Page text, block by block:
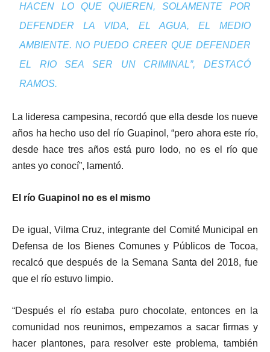
HACEN LO QUE QUIEREN, SOLAMENTE POR
DEFENDER LA VIDA, EL AGUA, EL MEDIO
AMBIENTE. NO PUEDO CREER QUE DEFENDER
EL RIO SEA SER UN CRIMINAL”, DESTACÓ
RAMOS.
La lideresa campesina, recordó que ella desde los nueve
años ha hecho uso del río Guapinol, “pero ahora este río,
desde hace tres años está puro lodo, no es el río que
antes yo conocí”, lamentó.
El río Guapinol no es el mismo
De igual, Vilma Cruz, integrante del Comité Municipal en
Defensa de los Bienes Comunes y Públicos de Tocoa,
recalcó que después de la Semana Santa del 2018, fue
que el río estuvo limpio.
“Después el río estaba puro chocolate, entonces en la
comunidad nos reunimos, empezamos a sacar firmas y
hacer plantones, para resolver este problema, también